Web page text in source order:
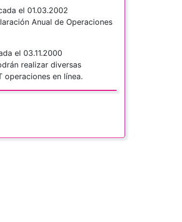
el 01.03.2002
Anual de Operaciones
el 03.11.2000
realizar diversas
operaciones en línea.